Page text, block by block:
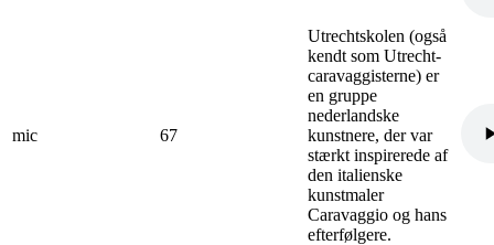
mic 67
Utrechtskolen (også
kendt som Utrecht-
caravaggisterne) er
en gruppe
nederlandske
kunstnere, der var
stærkt inspirerede af
den italienske
kunstmaler
Caravaggio og hans
efterfølgere.